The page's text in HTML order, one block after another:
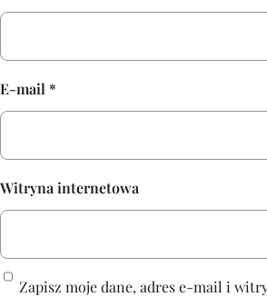
E-mail *
Witryna internetowa
Zapisz moje dane, adres e-mail i